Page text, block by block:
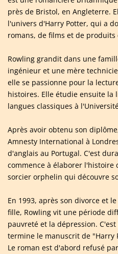
près de Bristol, en Angleterre.
l'univers d'Harry Potter, qui a
romans, de films et de produits
Rowling grandit dans une
ingénieur et une mère
elle se passionne pour la
histoires. Elle étudie ensuite la
langues classiques à
Après avoir obtenu son
Amnesty International à
d'anglais au Portugal. C'est
commence à élaborer l'histoire
sorcier orphelin qui découvre
En 1993, après son divorce et
fille, Rowling vit une période
pauvreté et la dépression.
termine le manuscrit de "Harry
Le roman est d'abord refusé